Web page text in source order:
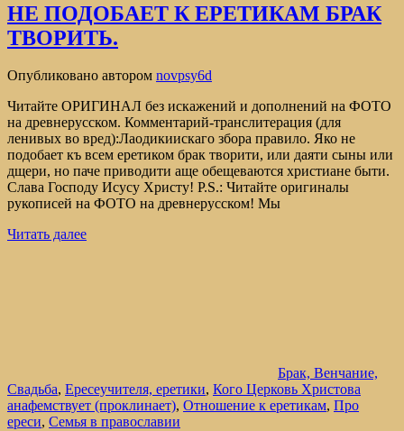
НЕ ПОДОБАЕТ К ЕРЕТИКАМ БРАК
ТВОРИТЬ.
Опубликовано автором novpsy6d
Читайте ОРИГИНАЛ без искажений и дополнений на ФОТО
на древнерусском. Комментарий-транслитерация (для
ленивых во вред):Лаодикиискаго збора правило. Яко не
подобает къ всем еретиком брак творити, или даяти сыны или
дщери, но паче приводити аще обещеваются христиане быти.
Слава Господу Исусу Христу! P.S.: Читайте оригиналы
рукописей на ФОТО на древнерусском! Мы
Читать далее
Брак, Венчание,
Свадьба, Ересеучителя, еретики, Кого Церковь Христова
анафемствует (проклинает), Отношение к еретикам, Про
ереси, Семья в православии